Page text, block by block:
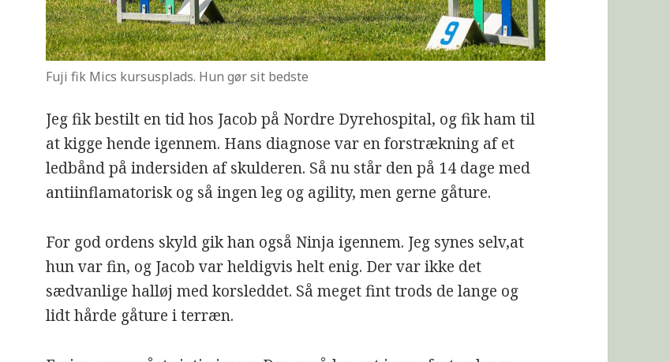
Fuji fik Mics kursusplads. Hun gør sit bedste
Jeg fik bestilt en tid hos Jacob på Nordre Dyrehospital, og fik ham til
at kigge hende igennem. Hans diagnose var en forstrækning af et
ledbånd på indersiden af skulderen. Så nu står den på 14 dage med
antiinflamatorisk og så ingen leg og agility, men gerne gåture.
For god ordens skyld gik han også Ninja igennem. Jeg synes selv,at
hun var fin, og Jacob var heldigvis helt enig. Der var ikke det
sædvanlige halløj med korsleddet. Så meget fint trods de lange og
lidt hårde gåture i terræn.